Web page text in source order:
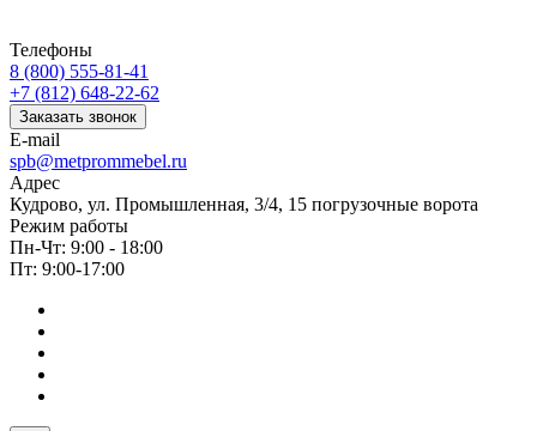
Телефоны
8 (800) 555-81-41
+7 (812) 648-22-62
Заказать звонок
E-mail
spb@metprommebel.ru
Адрес
Кудрово, ул. Промышленная, 3/4, 15 погрузочные ворота
Режим работы
Пн-Чт: 9:00 - 18:00
Пт: 9:00-17:00